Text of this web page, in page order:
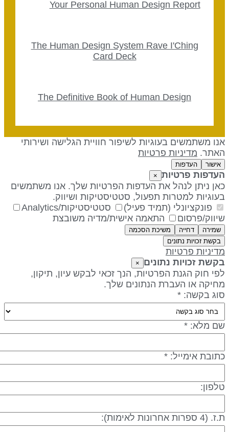
Your Personal Human Design Report
The Human Design System Rave I'Ching
Card Deck
The Definitive Book of Human Design
משתמשים בעוגיות לשיפור חוויית הגלישה ושירותי
מדיניות פרטיות
אישור העדפות
פרטיות ×
ניתן לנהל את העדפות הפרטיות שלך. אנו משתמשים
למטרות תפעול, סטטיסטיקות ושיווק.
פונקציונלי (תמיד פעיל)
סטטיסטיקות/Analytics
פרסום
התאמה אישית/מדיה משובצת
שמירה דחייה
משיכת הסכמה
בקשת זכויות נתונים
פרטיות
זכויות נתונים
חוק הגנת הפרטיות, הנך זכאי לבקש עיון, תיקון,
או העברת הנתונים שלך.
בקשה: *
מלא: *
אימייל: *
ספרות אחרונות לאימות):